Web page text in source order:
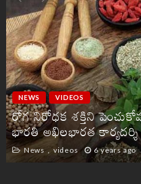
NEWS VIDEOS
రోగ నిరోధక శక్తిని
భారతి అఖిలభారత కార్యదర్శి
News videos 6 years ago